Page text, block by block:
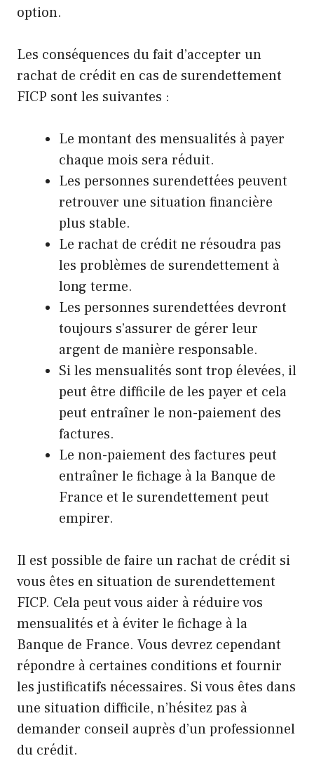
option.
Les conséquences du fait d’accepter un
rachat de crédit en cas de surendettement
FICP sont les suivantes :
Le montant des mensualités à payer
chaque mois sera réduit.
Les personnes surendettées peuvent
retrouver une situation financière
plus stable.
Le rachat de crédit ne résoudra pas
les problèmes de surendettement à
long terme.
Les personnes surendettées devront
toujours s’assurer de gérer leur
argent de manière responsable.
Si les mensualités sont trop élevées, il
peut être difficile de les payer et cela
peut entraîner le non-paiement des
factures.
Le non-paiement des factures peut
entraîner le fichage à la Banque de
France et le surendettement peut
empirer.
Il est possible de faire un rachat de crédit si
vous êtes en situation de surendettement
FICP. Cela peut vous aider à réduire vos
mensualités et à éviter le fichage à la
Banque de France. Vous devrez cependant
répondre à certaines conditions et fournir
les justificatifs nécessaires. Si vous êtes dans
une situation difficile, n’hésitez pas à
demander conseil auprès d’un professionnel
du crédit.